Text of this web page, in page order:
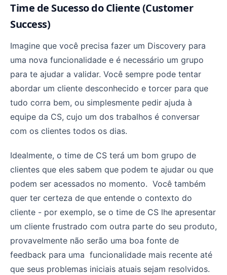
Time de Sucesso do Cliente (Customer
Success)
Imagine que você precisa fazer um Discovery para
uma nova funcionalidade e é necessário um grupo
para te ajudar a validar. Você sempre pode tentar
abordar um cliente desconhecido e torcer para que
tudo corra bem, ou simplesmente pedir ajuda à
equipe da CS, cujo um dos trabalhos é conversar
com os clientes todos os dias.
Idealmente, o time de CS terá um bom grupo de
clientes que eles sabem que podem te ajudar ou que
podem ser acessados no momento. Você também
quer ter certeza de que entende o contexto do
cliente - por exemplo, se o time de CS lhe apresentar
um cliente frustrado com outra parte do seu produto,
provavelmente não serão uma boa fonte de
feedback para uma funcionalidade mais recente até
que seus problemas iniciais atuais sejam resolvidos.